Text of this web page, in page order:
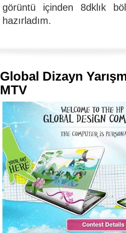
görüntü içinden 8dklık
hazırladım.
Global Dizayn
MTV